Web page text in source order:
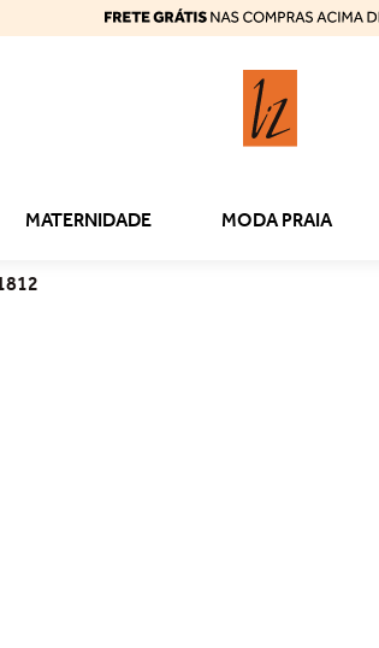
MATERNIDADE MODA PRAIA